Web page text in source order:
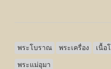
พระโบราณ พระเครื่อง เนื้อ
พระแม่อุมา